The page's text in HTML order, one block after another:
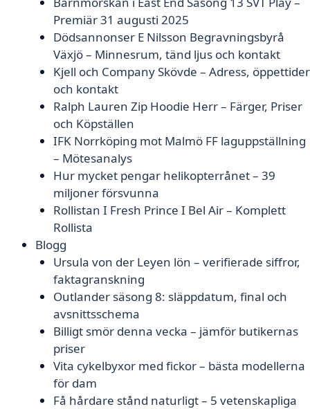
Premiär 31 augusti 2025
Dödsannonser E Nilsson Begravningsbyrå
Växjö – Minnesrum, tänd ljus och kontakt
Kjell och Company Skövde – Adress, öppettider
och kontakt
Ralph Lauren Zip Hoodie Herr – Färger, Priser
och Köpställen
IFK Norrköping mot Malmö FF laguppställning
– Mötesanalys
Hur mycket pengar helikopterrånet – 39
miljoner försvunna
Rollistan I Fresh Prince I Bel Air – Komplett
Rollista
Blogg
Ursula von der Leyen lön – verifierade siffror,
faktagranskning
Outlander säsong 8: släppdatum, final och
avsnittsschema
Billigt smör denna vecka – jämför butikernas
priser
Vita cykelbyxor med fickor – bästa modellerna
för dam
Få hårdare stånd naturligt – 5 vetenskapliga